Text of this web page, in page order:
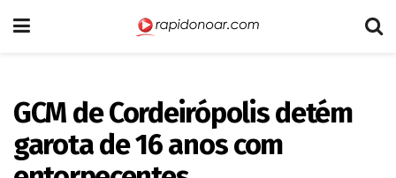
GCM de Cordeirópolis detém
garota de 16 anos com